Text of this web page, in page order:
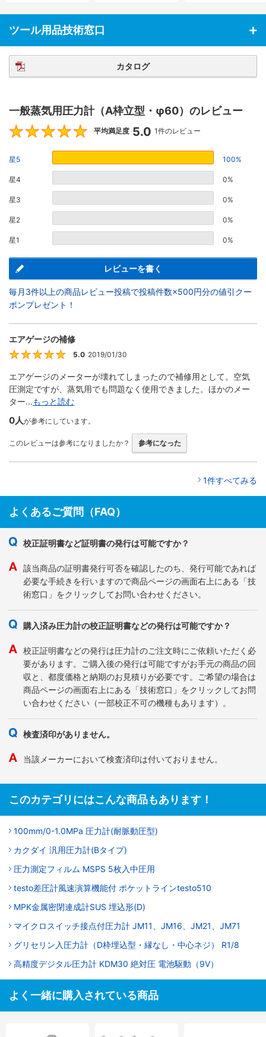
ツール用品技術窓口
カタログ
一般蒸気用圧力計（A枠立型・φ60）のレビュー
5
平均満足度 5.0 1件のレビュー
星5 100%
星4 0%
星3 0%
星2 0%
星1 0%
レビューを書く
毎月3件以上の商品レビュー投稿で投稿件数×500円分の値引クー
ポンプレゼント！
エアゲージの補修
5
5.0 2019/01/30
エアゲージのメーターが壊れてしまったので補修用として。空気
圧測定ですが、蒸気用でも問題なく使用できました。ほかのメー
ター...もっと読む
0人が参考にしています。
このレビューは参考になりましたか？ 参考になった
1件すべてみる
よくあるご質問（FAQ）
校正証明書など証明書の発行は可能ですか？
該当商品の証明書発行可否を確認したのち、発行可能であれば
必要な手続きを行いますので商品ページの画面右上にある「技
術窓口」をクリックしてお問い合わせください。
購入済み圧力計の校正証明書などの発行は可能ですか？
校正証明書などの発行は圧力計のご注文時にご依頼いただく必
要があります。ご購入後の発行は可能ですがお手元の商品の回
収と、都度価格と納期のお見積りが必要です。ご希望の場合は
商品ページの画面右上にある「技術窓口」をクリックしてお問
い合わせください（一部校正不可の機種もあります）。
検査済印がありません。
当該メーカーにおいて検査済印は付いておりません。
このカテゴリにはこんな商品もあります！
100mm/0-1.0MPa 圧力計(耐脈動圧型)
カクダイ 汎用圧力計(Bタイプ)
圧力測定フィルム MSPS 5枚入中圧用
testo差圧計風速演算機能付 ポケットラインtesto510
MPK金属密閉連成計SUS 埋込形(D)
マイクロスイッチ接点付圧力計 JM11、JM16、JM21、JM71
グリセリン入圧力計（D枠埋込型・縁なし・中心ネジ） R1/8
高精度デジタル圧力計 KDM30 絶対圧 電池駆動（9V）
よく一緒に購入されている商品